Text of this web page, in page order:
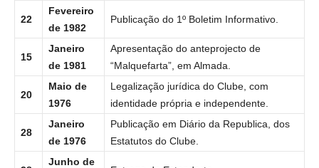
22
Fevereiro
de 1982
Publicação do 1º Boletim Informativo.
15
Janeiro
de 1981
Apresentação do anteprojecto de
“Malquefarta”, em Almada.
20
Maio de
1976
Legalização jurídica do Clube, com
identidade própria e independente.
28
Janeiro
de 1976
Publicação em Diário da Republica, dos
Estatutos do Clube.
Junho de